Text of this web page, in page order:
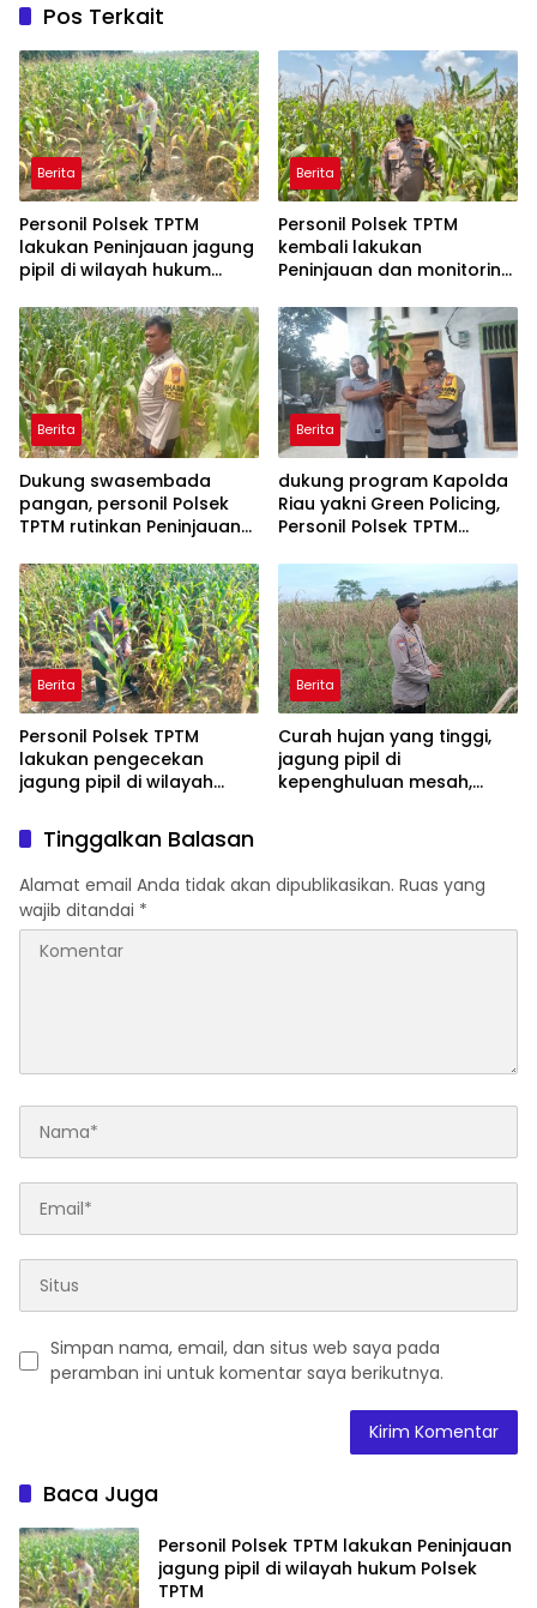
Pos Terkait
Berita
Personil Polsek TPTM
lakukan Peninjauan jagung
pipil di wilayah hukum
Berita
Personil Polsek TPTM
kembali lakukan
Peninjauan dan monitoring
wilayah hukum Polsek
TPTM
Berita
Dukung swasembada
pangan, personil Polsek
TPTM rutinkan Peninjauan
pipil di wilayah hukum
Polsek TPTM
Berita
dukung program Kapolda
Riau yakni Green Policing,
Personil Polsek TPTM
matoa kepada
masyarakat
Berita
Personil Polsek TPTM
lakukan pengecekan
jagung pipil di wilayah
Berita
Curah hujan yang tinggi,
jagung pipil di
kepenghuluan mesah,
cepat turun langsung
meninjau kelapangan
Tinggalkan Balasan
Alamat email Anda tidak akan dipublikasikan. Ruas yang
wajib ditandai *
Simpan nama, email, dan situs web saya pada
peramban ini untuk komentar saya berikutnya.
Baca Juga
Personil Polsek TPTM lakukan Peninjauan
jagung pipil di wilayah hukum Polsek
TPTM